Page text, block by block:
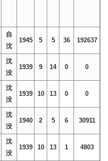
自
沈
1945 5 5 36 192637
沈
没
1939 9 14 0 0
沈
没
1939 10 13 0 0
沈
没
1940 2 5 6 30911
沈
没
1939 10 13 1 4803